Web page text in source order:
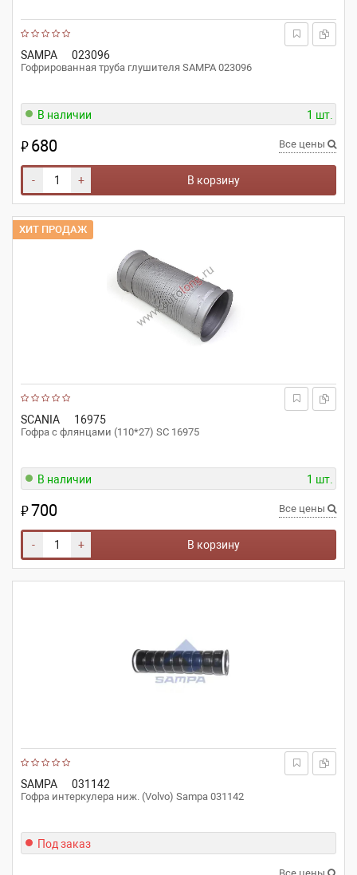
SAMPA 023096
Гофрированная труба глушителя SAMPA 023096
В наличии 1 шт.
₽680 Все цены
- + В корзину
SCANIA 16975
Гофра с флянцами (110*27) SC 16975
ХИТ ПРОДАЖ
В наличии 1 шт.
₽700 Все цены
- + В корзину
SAMPA 031142
Гофра интеркулера ниж. (Volvo) Sampa 031142
Под заказ